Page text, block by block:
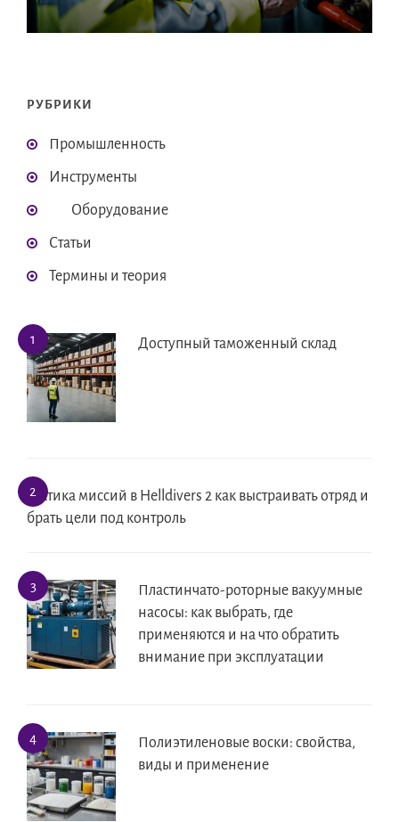
РУБРИКИ
Промышленность
Инструменты
Оборудование
Статьи
Термины и теория
Доступный таможенный склад
Тактика миссий в Helldivers 2 как выстраивать отряд и
брать цели под контроль
Пластинчато-роторные вакуумные
насосы: как выбрать, где
применяются и на что обратить
внимание при эксплуатации
Полиэтиленовые воски: свойства,
виды и применение